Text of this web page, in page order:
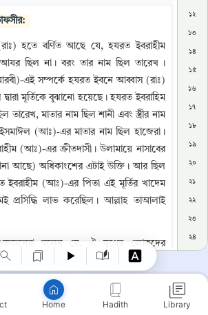
Home Hadith Library
হতে বর্ণিত আছে যে, হযরত ইবরাহীম
ছিল না। বরং তার নাম ছিল তারেখ ।
এই সম্পর্কে হযরত ইবনে আব্বাস (রাঃ)
মূর্তিকে বুঝানো হয়েছে। হযরত ইবরাহিম
মাতার নাম ছিল শানী এবং স্ত্রীর নাম
(আঃ)-এর মাতার নাম ছিল হাজেরা।
(আঃ)-এর ক্রীতদাসী। উলামায়ে নাসাবের
আছে) অধিকাংশের এটাই উক্তি। আর ছিল
ইবরাহীম (আঃ)-এর পিতা এই মূর্তির খাদেম
প্রসিদ্ধি লাভ করেছিল। আল্লাহ তাআলাই
বলেন যে, ঐ যুগের লোকদের
গালি ও দূষণীয় কথা হিসেবে ব্যবহৃত হতো।
বক্রতা। ইবনে আবি হাতিম (রঃ) বলেন যে,
বর্ণনা করেছেন, আমি আমার পিতা থেকে
শব্দের অর্থ বক্তৃতা বলতেন এবং এটা হচ্ছে
১২
১৩
১৪
১৫
১৬
১৭
১৮
১৯
২০
২১
২২
২৩
২৪
২৬